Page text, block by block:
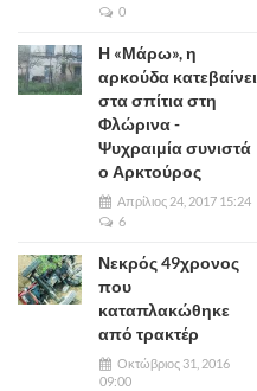
0
Η «Μάρω», η
αρκούδα κατεβαίνει
στα σπίτια στη
Φλώρινα -
Ψυχραιμία συνιστά
ο Αρκτούρος
Απρίλιος 24, 2017 15:24
6
Νεκρός 49χρονος
που
καταπλακώθηκε
από τρακτέρ
Οκτώβριος 31, 2016
09:00